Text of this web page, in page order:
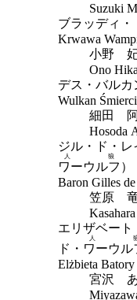
Suzuki
ブラッディ
Krwawa
小野
Ono
デス・バル
Wulkan
細田
Hosoda
ジル・ド・
ワーウルフ
人狼
）
Baron Gilles
笠原
エリザベー
ド・ ワーウル
人
Elżbieta Batory
宮沢